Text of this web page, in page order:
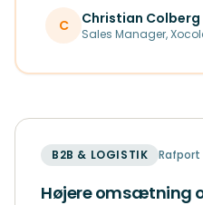
C Christian Colberg
Sales Manager,
B2B & LOGISTIK Rafport
Højere omsætning